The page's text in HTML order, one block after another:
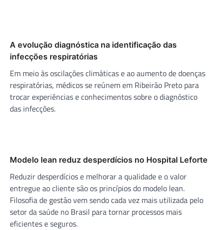
A evolução diagnóstica na identificação das
infecções respiratórias
Em meio às oscilações climáticas e ao aumento de doenças
respiratórias, médicos se reúnem em Ribeirão Preto para
trocar experiências e conhecimentos sobre o diagnóstico
das infecções.
Modelo lean reduz desperdícios no Hospital Leforte
Reduzir desperdícios e melhorar a qualidade e o valor
entregue ao cliente são os princípios do modelo lean.
Filosofia de gestão vem sendo cada vez mais utilizada pelo
setor da saúde no Brasil para tornar processos mais
eficientes e seguros.